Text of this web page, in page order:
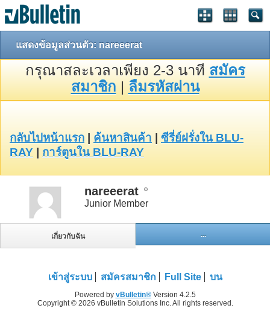
แสดงข้อมูลส่วนตัว: nareeerat
กรุณาสละเวลาเพียง 2-3 นาที สมัคร
สมาชิก | ลืมรหัสผ่าน
กลับไปหน้าแรก ค้นหาสินค้า
ซีรี่ย์ฝรั่งใน BLU-
RAY
การ์ตูนใน BLU-RAY
nareeerat
Junior Member
เกี่ยวกับฉัน ...
เข้าสู่ระบบ สมัครสมาชิก Full Site บน
Powered by vBulletin®Version 4.2.5
Copyright © 2026 vBulletin Solutions Inc. All rights reserved.